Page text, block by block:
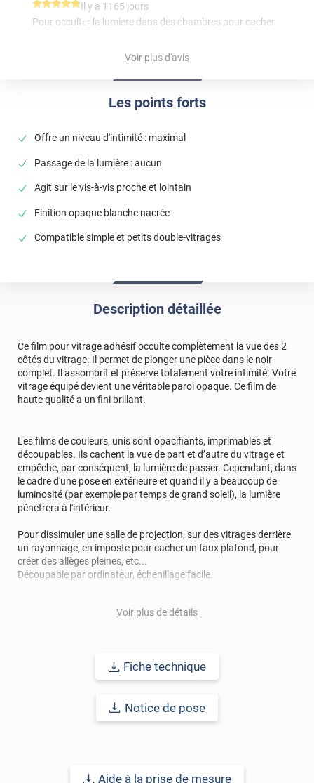
Les points forts
Offre un niveau d'intimité : maximal
Passage de la lumière : aucun
Agit sur le vis-à-vis proche et lointain
Finition opaque blanche nacrée
Compatible simple et petits double-vitrages
*****
Il y a 1165 jours
Pour occulter la lumiere dans des chambres pour cacher
Il y a 1272 jours
Produit de qualité, facile à poser
Il y a 1489 jours
Donne une atmosphère qui change Ce blanc brillant va
Bien aimé la facilité de pose
*****
Il y a 2102 jours
Il y a 2140 jours
masquer les caissons de volets a travers la vitre
Film parfaitement occultant et aspect blanc laqué
*****
Il y a 2291 jours
Au top produit de qualités et bien emballé
*****
Il y a 2480 jours
Confirme à la description et aux attentes
*****
Il y a 2526 jours
Parfait pour opacifier totalement.
*****
Il y a 2619 jours
Cool. Pas de soucis. Très bon produit
*****
Il y a 2643 jours
Il y a 2891 jours
pose facile de ce produit
Il y a 2940 jours
Découpe conforme à la demande
pose assez facile, j'ai pu le faire toute seule et c'est très
Voir plus d'avis
Description détaillée
Ce film pour vitrage adhésif occulte complètement la vue des 2
côtés du vitrage. Il permet de plonger une pièce dans le noir
complet. Il assombrit et préserve totalement votre intimité. Votre
vitrage équipé devient une véritable paroi opaque. Ce film de
haute qualité a un fini brillant.
Les films de couleurs, unis sont opacifiants, imprimables et
découpables. Ils cachent la vue de part et d’autre du vitrage et
empêche, par conséquent, la lumière de passer. Cependant, dans
le cadre d'une pose en extérieure et quand il y a beaucoup de
luminosité (par exemple par temps de grand soleil), la lumière
pénètrera à l'intérieur.
Pour dissimuler une salle de projection, sur des vitrages derrière
un rayonnage, en imposte pour cacher un faux plafond, pour
créer des allèges pleines, etc...
Découpable par ordinateur, échenillage facile.
• Ne nécessite aucun entretien
: 10 ans pour une application verticale en Europe
n’hésitez pas à nous contacter pour une demande d’échantillon
Voir plus de détails
Fiche technique
Notice de pose
Aide à la prise de mesure